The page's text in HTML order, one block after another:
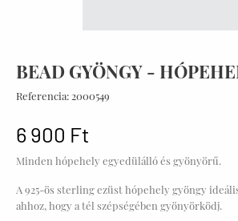
BEAD GYÖNGY -
Referencia:2000549
6 900 Ft
Minden hópehely egyedülálló és gyönyörű.
A 925-ös sterling ezüst hópehely gyöngy
ahhoz, hogy a tél szépségében gyönyörködj.